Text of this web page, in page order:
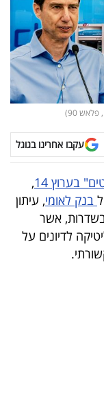
עקבו אחרינו בגוגל
בערוץ 14
,
בנק לאומי, עיתון
אשר
לדיונים על